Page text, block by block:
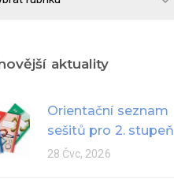
aktuality
Orientační seznam
sešitů pro 2. stupeň
28 Čvc, 2026